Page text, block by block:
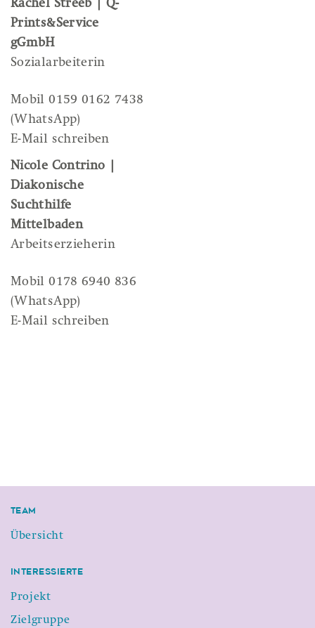
Rachel Streeb | Q-
Prints&Service
gGmbH
Sozialarbeiterin
Mobil 0159 0162 7438
(WhatsApp)
E-Mail schreiben
Nicole Contrino |
Diakonische
Suchthilfe
Mittelbaden
Arbeitserzieherin
Mobil 0178 6940 836
(WhatsApp)
E-Mail schreiben
Team
Übersicht
Interessierte
Projekt
Zielgruppe